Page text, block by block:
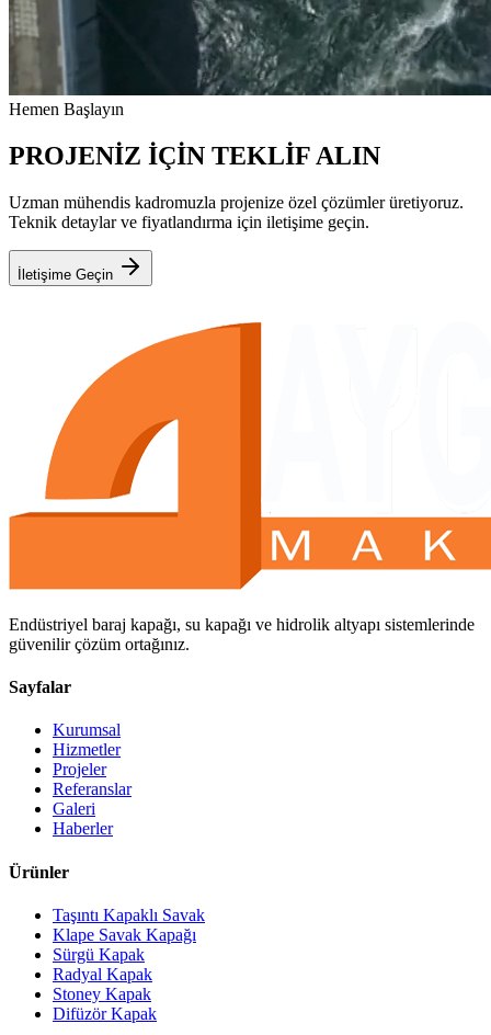
Hemen Başlayın
PROJENİZ İÇİN TEKLİF ALIN
Uzman mühendis kadromuzla projenize özel çözümler üretiyoruz.
Teknik detaylar ve fiyatlandırma için iletişime geçin.
İletişime Geçin
Endüstriyel baraj kapağı, su kapağı ve hidrolik altyapı sistemlerinde
güvenilir çözüm ortağınız.
Sayfalar
Kurumsal
Hizmetler
Projeler
Referanslar
Galeri
Haberler
Ürünler
Taşıntı Kapaklı Savak
Klape Savak Kapağı
Sürgü Kapak
Radyal Kapak
Stoney Kapak
Difüzör Kapak